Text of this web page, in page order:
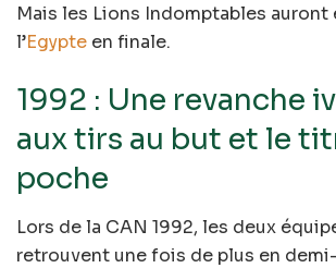
Mais les Lions Indomptables auront
l’Egypte en finale.
1992 : Une revanche
aux tirs au but et le
poche
Lors de la CAN 1992, les deux
retrouvent une fois de plus en